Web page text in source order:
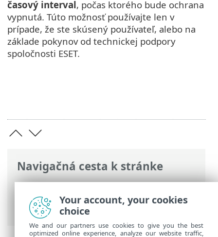
Navigačná cesta k stránke
ESET Online pomocník>ESET Safe Server
Práca s programom ESET Safe Server>
Nastavenia> Ochrana počítača
časový interval, počas ktorého bude ochrana
vypnutá. Túto možnosť používajte len v
prípade, že ste skúsený používateľ, alebo na
základe pokynov od technickej podpory
spoločnosti ESET.
Your account, your cookies
choice
We and our partners use cookies to give you the best
optimized online experience, analyze our website traffic,